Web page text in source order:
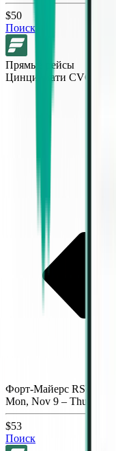
$50
Поиск
Прямые рейсы
Цинциннати CVG
Форт-Майерс RSW
Mon, Nov 9 – Thu, Nov
$53
Поиск